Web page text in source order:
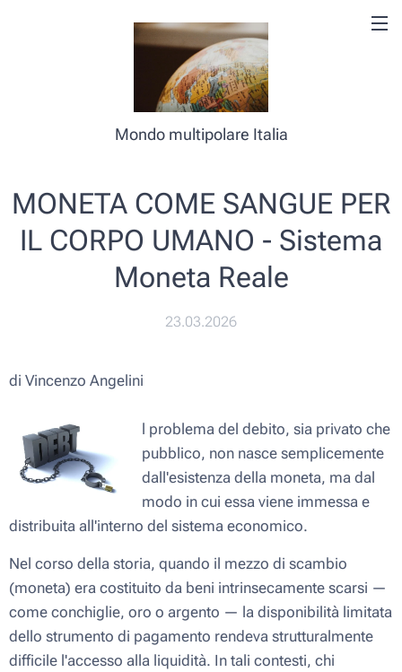
Mondo multipolare Italia
MONETA COME SANGUE PER
IL CORPO UMANO - Sistema
Moneta Reale
23.03.2026
di Vincenzo Angelini
l problema del debito, sia privato che
pubblico, non nasce semplicemente
dall'esistenza della moneta, ma dal
modo in cui essa viene immessa e
distribuita all'interno del sistema economico.
Nel corso della storia, quando il mezzo di scambio
(moneta) era costituito da beni intrinsecamente scarsi —
come conchiglie, oro o argento — la disponibilità limitata
dello strumento di pagamento rendeva strutturalmente
difficile l'accesso alla liquidità. In tali contesti, chi